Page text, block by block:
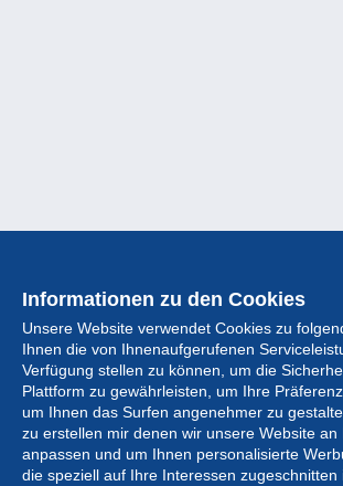
Informationen zu den Cookies
Unsere Website verwendet Cookies zu
Ihnen die von Ihnenaufgerufenen
Verfügung stellen zu können, um die
Plattform zu gewährleisten, um Ihre
um Ihnen das Surfen angenehmer zu
zu erstellen mir denen wir unsere Website an
anpassen und um Ihnen personalisierte
die speziell auf Ihre Interessen zugeschnitten
Sammlung